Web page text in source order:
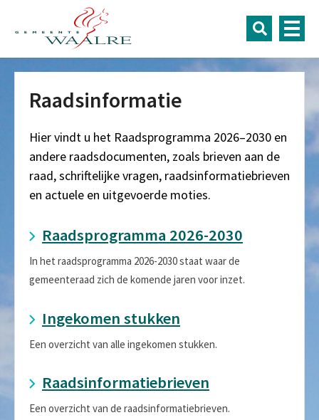
Raadsinformatie
Hier vindt u het Raadsprogramma 2026–2030 en
andere raadsdocumenten, zoals brieven aan de
raad, schriftelijke vragen, raadsinformatiebrieven
en actuele en uitgevoerde moties.
Raadsprogramma 2026-2030
In het raadsprogramma 2026-2030 staat waar de
gemeenteraad zich de komende jaren voor inzet.
Ingekomen stukken
Een overzicht van alle ingekomen stukken.
Raadsinformatiebrieven
Een overzicht van de raadsinformatiebrieven.